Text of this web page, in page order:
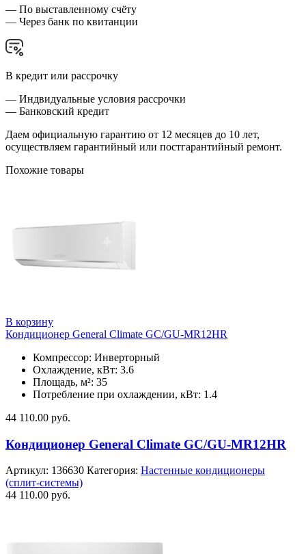
— По выставленному счёту
— Через банк по квитанции
В кредит или рассрочку
— Индвидуальные условия рассрочки
— Банковский кредит
Даем официальную гарантию от 12 месяцев до 10 лет,
осуществляем гарантийный или постгарантийный ремонт.
Похожие товары
В корзину
Кондиционер General Climate GC/GU-MR12HR
Компрессор: Инверторный
Охлаждение, кВт: 3.6
Площадь, м²: 35
Потребление при охлаждении, кВт: 1.4
44 110.00 руб.
Кондиционер General Climate GC/GU-MR12HR
Артикул: 136630 Категория: Настенные кондиционеры
(сплит-системы)
44 110.00 руб.